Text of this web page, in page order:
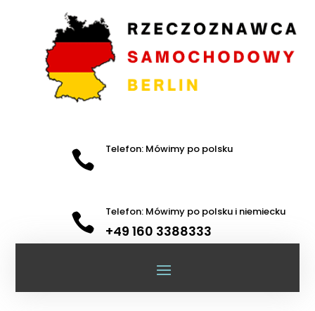
 Telefon: Mówimy po polsku
 Telefon: Mówimy po polsku i niemiecku
+49 160 3388333